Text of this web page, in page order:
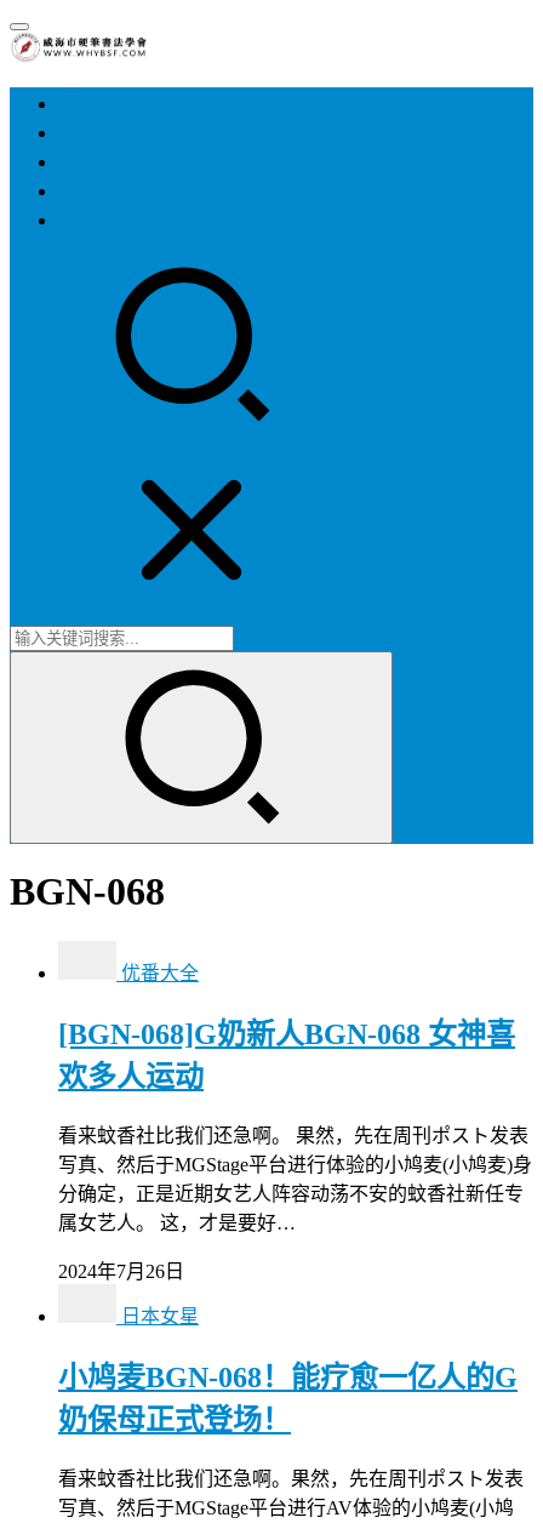
BGN-068
优番大全
[BGN-068]G奶新人BGN-068 女神喜
欢多人运动
看来蚊香社比我们还急啊。 果然，先在周刊ポスト发表
写真、然后于MGStage平台进行体验的小鸠麦(小鸠麦)身
分确定，正是近期女艺人阵容动荡不安的蚊香社新任专
属女艺人。 这，才是要好…
2024年7月26日
日本女星
小鸠麦BGN-068！能疗愈一亿人的G
奶保母正式登场！
看来蚊香社比我们还急啊。果然，先在周刊ポスト发表
写真、然后于MGStage平台进行AV体验的小鸠麦(小鸠